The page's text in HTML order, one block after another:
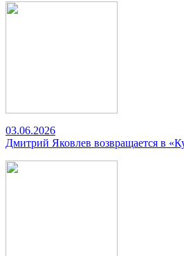
03.06.2026
Дмитрий Яковлев возвращается в